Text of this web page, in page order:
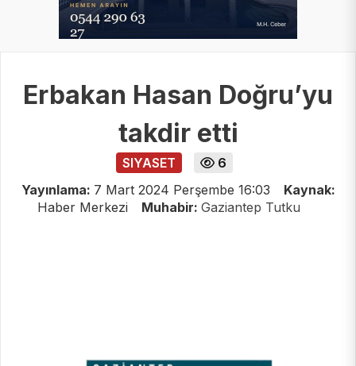
Erbakan Hasan Doğru’yu
takdir etti
SIYASET
6
Yayınlama: 7 Mart 2024 Perşembe 16:03
Kaynak:
Haber Merkezi
Muhabir: Gaziantep Tutku